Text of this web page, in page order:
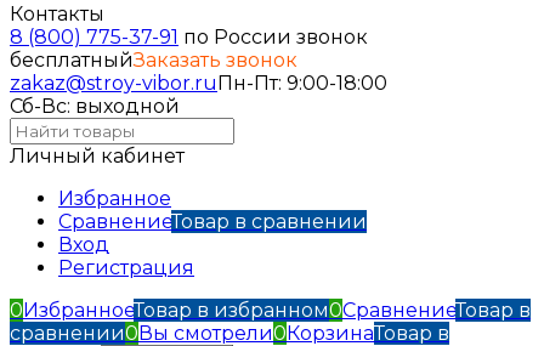
Контакты
8 (800) 775-37-91 по России звонок
бесплатныйЗаказать звонок
zakaz@stroy-vibor.ruПн-Пт: 9:00-18:00
Сб-Вс: выходной
Личный кабинет
Избранное
СравнениеТовар в сравнении
Вход
Регистрация
0ИзбранноеТовар в избранном0СравнениеТовар в
сравнении0Вы смотрели0КорзинаТовар в